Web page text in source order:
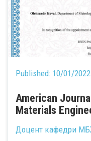
Published: 10/01/2022
American
Materials
Доцент кафедри